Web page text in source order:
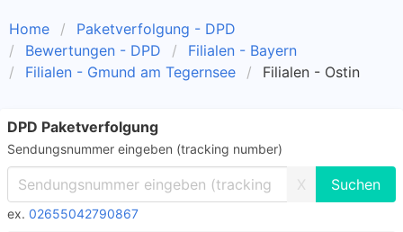
Home
Paketverfolgung - DPD
Bewertungen - DPD
Filialen - Bayern
Filialen - Gmund am Tegernsee
Filialen - Ostin
DPD Paketverfolgung
Sendungsnummer eingeben (tracking number)
X
ex. 02655042790867